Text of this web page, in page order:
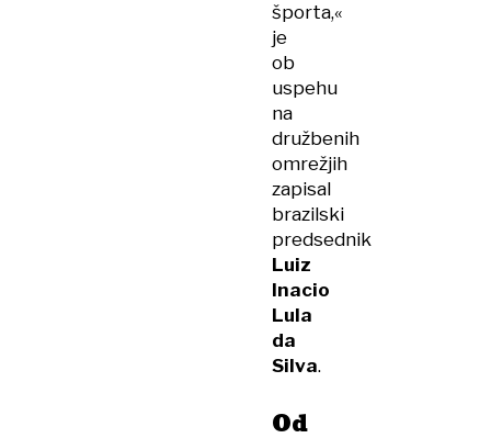
športa,«
je
ob
uspehu
na
družbenih
omrežjih
zapisal
brazilski
predsednik
Luiz
Inacio
Lula
da
Silva.
Od